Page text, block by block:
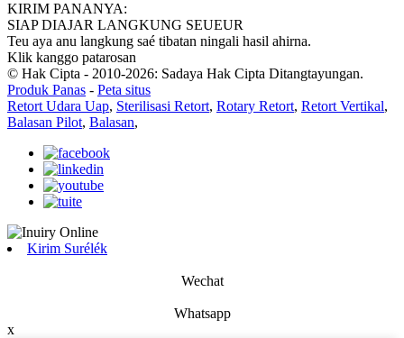
KIRIM PANANYA:
SIAP DIAJAR LANGKUNG SEUEUR
Teu aya anu langkung saé tibatan ningali hasil ahirna.
Klik kanggo patarosan
© Hak Cipta - 2010-2026: Sadaya Hak Cipta Ditangtayungan.
Produk Panas - Peta situs
Retort Udara Uap, Sterilisasi Retort, Rotary Retort, Retort Vertikal,
Balasan Pilot, Balasan,
Kirim Surélék
Wechat
Whatsapp
x